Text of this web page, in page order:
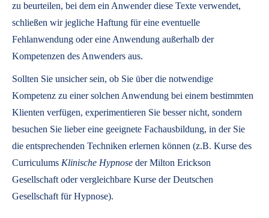
zu beurteilen, bei dem ein Anwender diese Texte verwendet,
schließen wir jegliche Haftung für eine eventuelle
Fehlanwendung oder eine Anwendung außerhalb der
Kompetenzen des Anwenders aus.
Sollten Sie unsicher sein, ob Sie über die notwendige
Kompetenz zu einer solchen Anwendung bei einem bestimmten
Klienten verfügen, experimentieren Sie besser nicht, sondern
besuchen Sie lieber eine geeignete Fachausbildung, in der Sie
die entsprechenden Techniken erlernen können (z.B. Kurse des
Curriculums Klinische Hypnose der Milton Erickson
Gesellschaft oder vergleichbare Kurse der Deutschen
Gesellschaft für Hypnose).